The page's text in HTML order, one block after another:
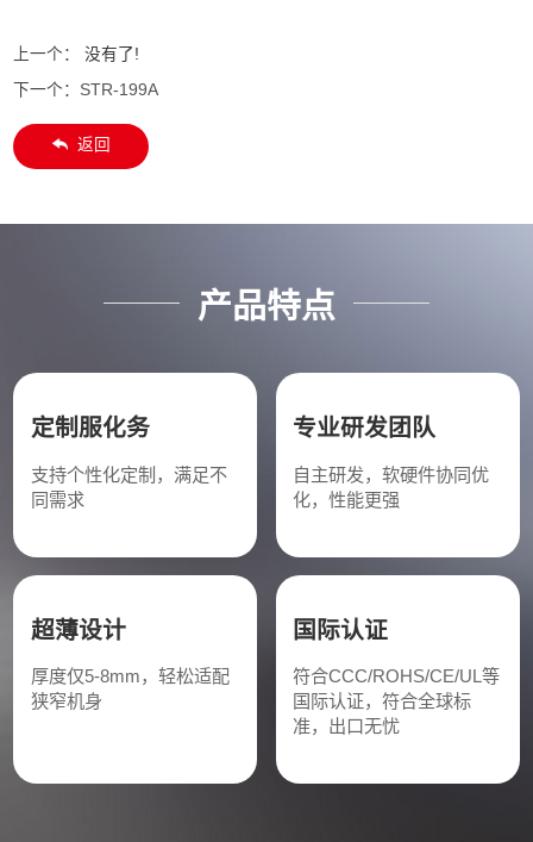
上一个：
没有了!
下一个： STR-199A
返回
产品特点
定制服化务
支持个性化定制，满足不
同需求
专业研发团队
自主研发，软硬件协同优
化，性能更强
超薄设计
厚度仅5-8mm，轻松适配
狭窄机身
国际认证
符合CCC/ROHS/CE/UL等
国际认证，符合全球标
准，出口无忧